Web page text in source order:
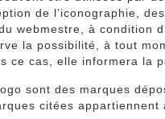
de l’iconographie,
webmestre, à condition
la possibilité, à tout
ce cas, elle informera la
sont des marques
citées